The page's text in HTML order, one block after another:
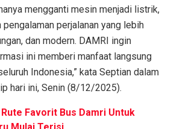
mengganti mesin menjadi listrik,
perjalanan yang lebih
dan modern. DAMRI ingin
ini memberi manfaat langsung
Indonesia,” kata Septian dalam
hari ini, Senin (8/12/2025).
Rute Favorit Bus Damri Untuk